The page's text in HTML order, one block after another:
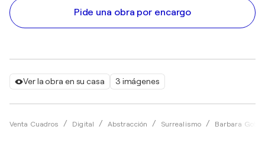
Ver la obra en su casa 3 imágenes
Venta Cuadros Digital Abstracción Surrealismo Barbara
Pide una obra por encargo